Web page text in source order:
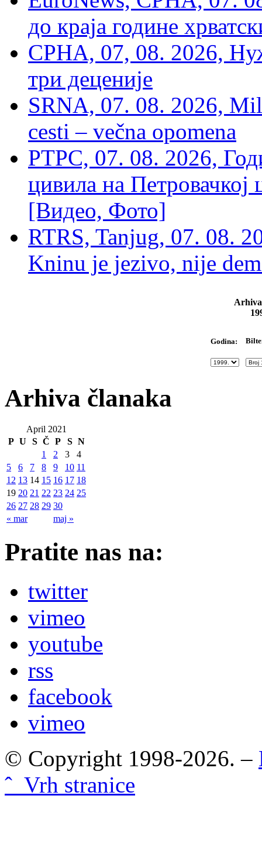
до краја године
СРНА, 07, 08. 2026,
три деценије
SRNA, 07. 08. 2026,
cesti – večna opomena
РТРС, 07. 08. 2026,
цивила на Петровачкој
[Видео, Фото]
RTRS, Tanjug, 07. 08.
Kninu je jezivo, nije
Godina:
Arhiva članaka
April 2021
P U S Č P S N
« mar maj »
1 2 3
4
5
6 7 8 9 10 11
12 13 14 15 16 17 18
19 20 21 22 23 24 25
26 27 28 29 30
Pratite nas na:
twitter
vimeo
youtube
rss
facebook
vimeo
© Copyright 1998-2026. –
ˆ Vrh stranice